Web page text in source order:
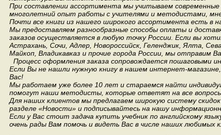
При составлении ассортимента мы учитываем
многолетний опыт работы с учителями и методистами,
Почти все книги из нашего широкого ассортимента есть в
Мы предоставляем разнообразные способы оплаты и
заказов осуществляется в любую точку России. Если вы
Астрахань, Сочи, Адлер, Новороссийск, Геленджик, Ялта,
Майкоп, Владикавказ и прочие города России, мы отправим
Процесс оформления заказа сопровождается пошаговыми
Если Вы не нашли нужную книгу в нашем интернет-
Вас!
Мы работаем уже более 10 лет и стараемся найти
помогут наши методисты, которые ответят на все
Для наших клиентов мы предлагаем широкую систему
разделе «Новости» и подписывайтесь на нашу
Если у Вас стоит задача купить учебник по английскому
очень рады Вам помочь и видеть Вас в числе наших любимых